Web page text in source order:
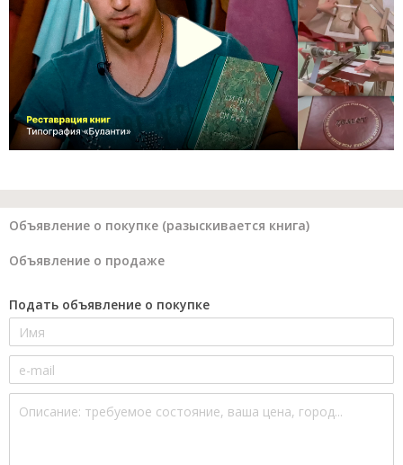
Объявление о покупке (разыскивается книга)
Объявление о продаже
Подать объявление о покупке